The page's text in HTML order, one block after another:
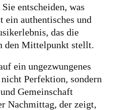
entscheiden, was
ein authentisches und
das die
den Mittelpunkt stellt.
ein ungezwungenes
Perfektion, sondern
Gemeinschaft
Nachmittag, der zeigt,